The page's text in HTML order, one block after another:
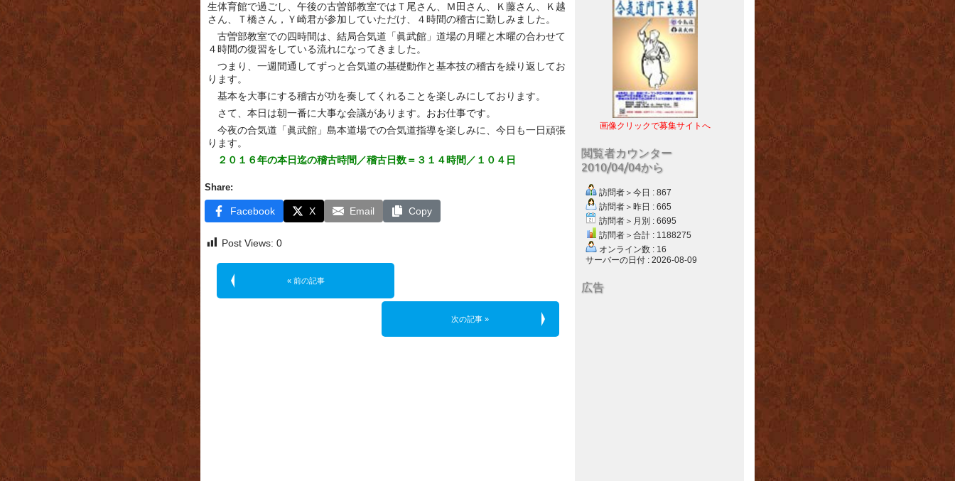
生体育館で過ごし、午後の古曽部教室ではＴ尾さん、Ｍ田さん、Ｋ藤さん、Ｋ越
さん、Ｔ橋さん，Ｙ崎君が参加していただけ、４時間の稽古に勤しみました。
古曽部教室での四時間は、結局合気道「眞武館」道場の月曜と木曜の合わせて
４時間の復習をしている流れになってきました。
つまり、一週間通してずっと合気道の基礎動作と基本技の稽古を繰り返してお
ります。
基本を大事にする稽古が功を奏してくれることを楽しみにしております。
さて、本日は朝一番に大事な会議があります。おお仕事です。
今夜の合気道「眞武館」島本道場での合気道指導を楽しみに、今日も一日頑張
ります。
２０１６年の本日迄の稽古時間／稽古日数＝３１４時間／１０４日
Share:
Facebook X Email Copy
Post Views: 0
« 前の記事
次の記事 »
画像クリックで募集サイトへ
閲覧者カウンター
2010/04/04から
訪問者＞今日 : 867
訪問者＞昨日 : 665
訪問者＞月別 : 6695
訪問者＞合計 : 1188275
オンライン数 : 16
サーバーの日付 : 2026-08-09
広告